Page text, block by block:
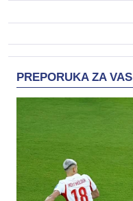
PREPORUKA ZA VAS